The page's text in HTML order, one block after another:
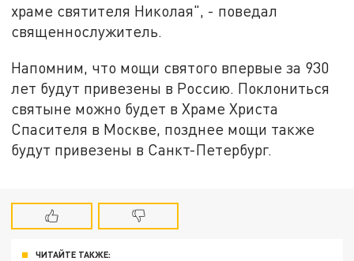
храме святителя Николая", - поведал
священнослужитель.
Напомним, что мощи святого впервые за 930
лет будут привезены в Россию. Поклониться
святыне можно будет в Храме Христа
Спасителя в Москве, позднее мощи также
будут привезены в Санкт-Петербург.
ЧИТАЙТЕ ТАКЖЕ: